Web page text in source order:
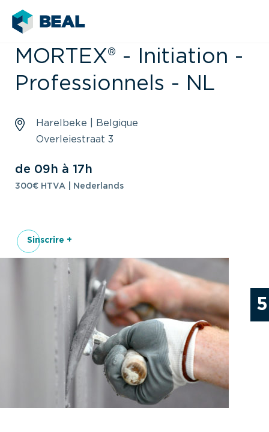
5
MORTEX® - Initiation -
Professionnels - NL
Harelbeke | Belgique
Overleiestraat 3
de 09h à 17h
300€ HTVA | Nederlands
Sinscrire +